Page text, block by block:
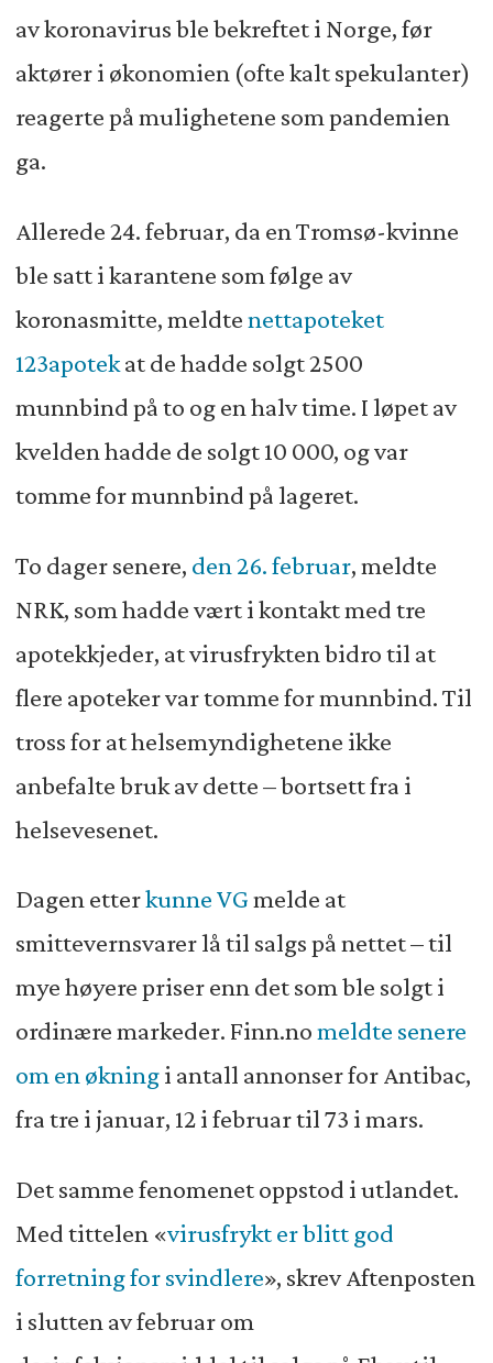
av koronavirus ble bekreftet i Norge, før
aktører i økonomien (ofte kalt spekulanter)
reagerte på mulighetene som pandemien
ga.
Allerede 24. februar, da en Tromsø-kvinne
ble satt i karantene som følge av
koronasmitte, meldtenettapoteket
123apotekat de hadde solgt 2500
munnbind på to og en halv time. I løpet av
kvelden hadde de solgt 10 000, og var
tomme for munnbind på lageret.
To dager senere, den 26. februar, meldte
NRK, som hadde vært i kontakt med tre
apotekkjeder, at virusfrykten bidro til at
flere apoteker var tomme for munnbind. Til
tross for at helsemyndighetene ikke
anbefalte bruk av dette – bortsett fra i
helsevesenet.
Dagen etterkunne VGmelde at
smittevernsvarer lå til salgs på nettet – til
mye høyere priser enn det som ble solgt i
ordinære markeder. Finn.nomeldte senere
om en økningi antall annonser for Antibac,
fra tre i januar, 12 i februar til 73 i mars.
Det samme fenomenet oppstod i utlandet.
Med tittelen «virusfrykt er blitt god
forretning for svindlere», skrev Aftenposten
i slutten av februar om